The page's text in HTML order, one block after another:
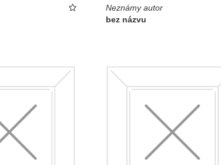
Neznámy autor
bez názvu